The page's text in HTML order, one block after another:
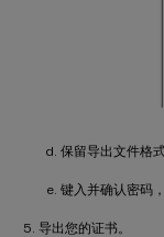
保留导出文件格
键入并确认密码
导出您的证书。